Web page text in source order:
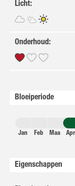
Licht:
Onderhoud:
Bloeiperiode
Jan Feb Maa Apr
Eigenschappen